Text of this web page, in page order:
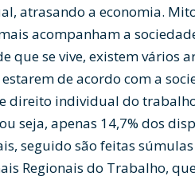
atrasando a economia.
acompanham a
que se vive, existem vários
de acordo com a
direito individual do
seja, apenas 14,7% dos
seguido são feitas
Regionais do Trabalho,